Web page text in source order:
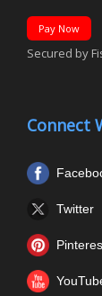
Pay Now
Secured by
Connect
Twitter